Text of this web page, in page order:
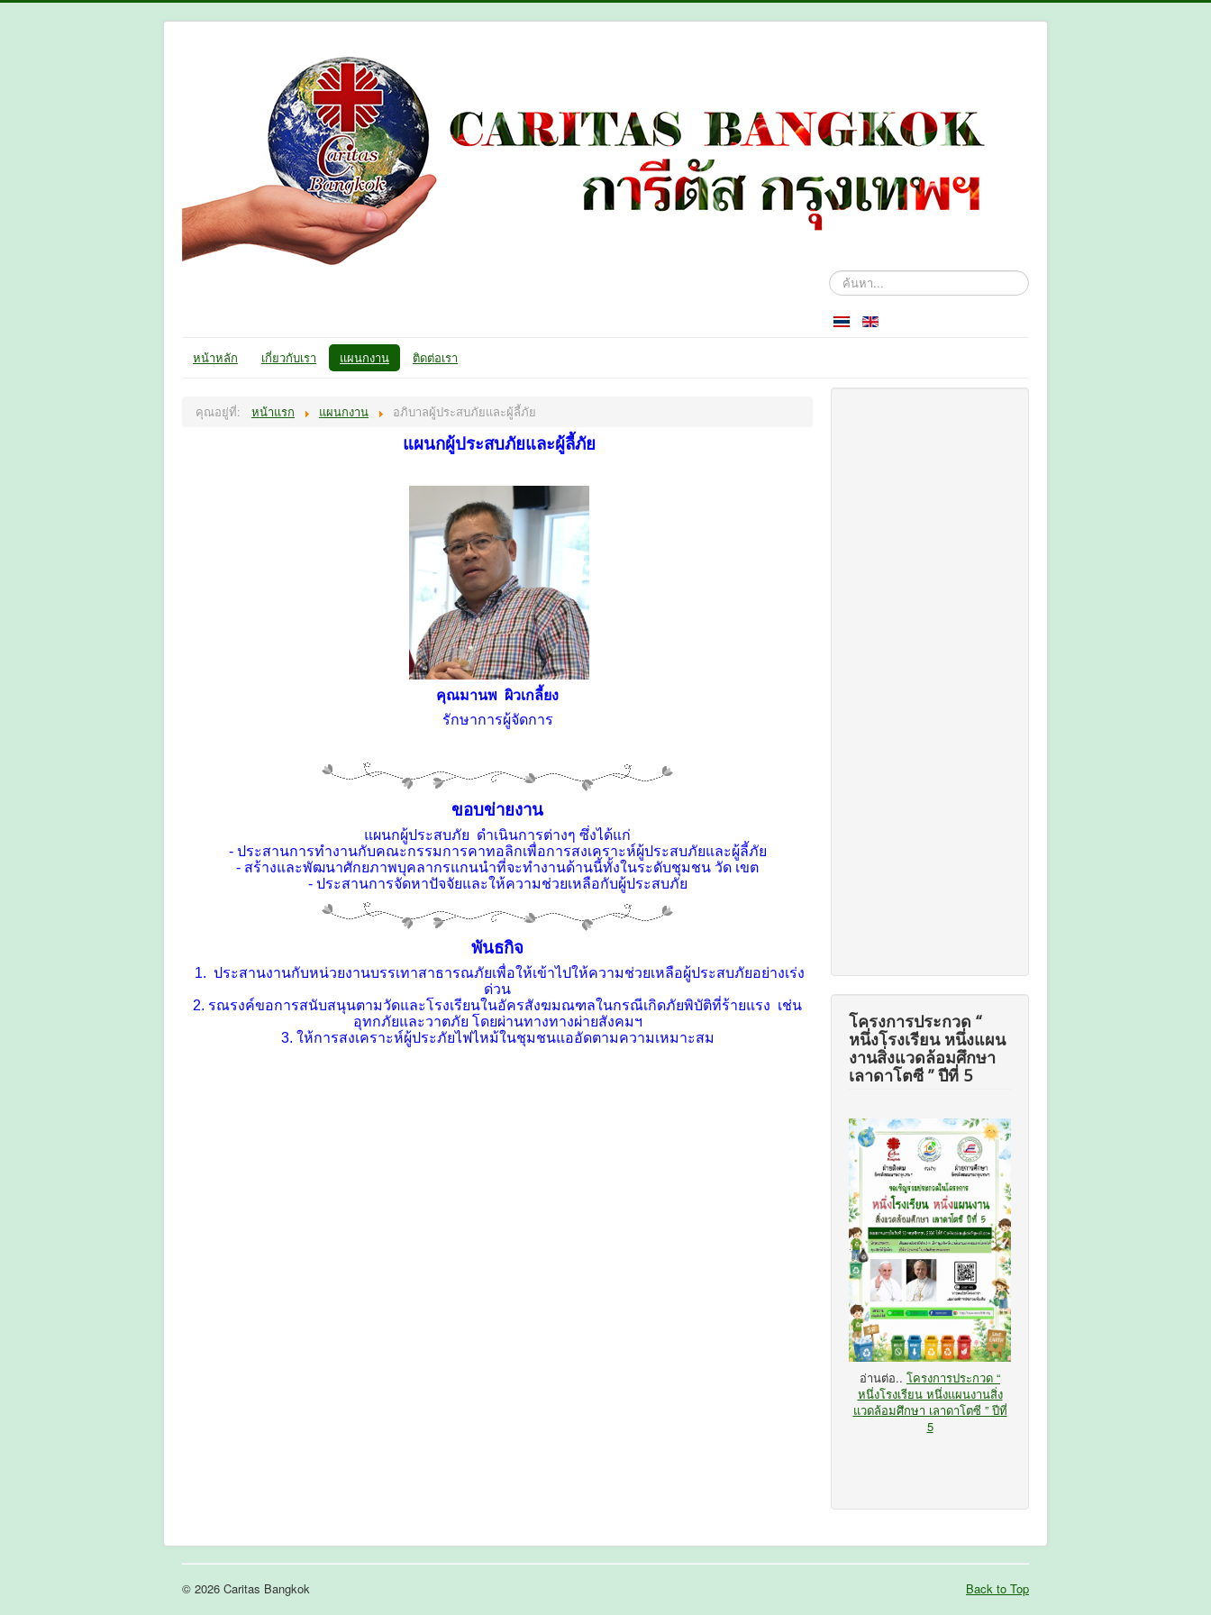
ค้นหา...
หน้าหลัก เกี่ยวกับเรา แผนกงาน ติดต่อเรา
คุณอยู่ที่: หน้าแรก แผนกงาน อภิบาลผู้ประสบภัยและผู้ลี้ภัย
แผนกผู้ประสบภัยและผู้ลี้ภัย
คุณมานพ ผิวเกลี้ยง
รักษาการผู้จัดการ
ขอบข่ายงาน
แผนกผู้ประสบภัย ดำเนินการต่างๆ ซึ่งได้แก่
- ประสานการทำงานกับคณะกรรมการคาทอลิกเพื่อการสงเคราะห์ผู้ประสบภัยและผู้ลี้ภัย
- สร้างและพัฒนาศักยภาพบุคลากรแกนนำที่จะทำงานด้านนี้ทั้งในระดับชุมชน วัด เขต
- ประสานการจัดหาปัจจัยและให้ความช่วยเหลือกับผู้ประสบภัย
พันธกิจ
1. ประสานงานกับหน่วยงานบรรเทาสาธารณภัยเพื่อให้เข้าไปให้ความช่วยเหลือผู้ประสบภัยอย่างเร่ง
ด่วน
2. รณรงค์ขอการสนับสนุนตามวัดและโรงเรียนในอัครสังฆมณฑลในกรณีเกิดภัยพิบัติที่ร้ายแรง เช่น
อุทกภัยและวาตภัย โดยผ่านทางทางผ่ายสังคมฯ
3. ให้การสงเคราะห์ผู้ประภัยไฟไหม้ในชุมชนแออัดตามความเหมาะสม
โครงการประกวด “
หนึ่งโรงเรียน หนึ่งแผน
งานสิ่งแวดล้อมศึกษา
เลาดาโตซี ” ปีที่ 5
อ่านต่อ.. โครงการประกวด “
หนึ่งโรงเรียน หนึ่งแผนงานสิ่ง
แวดล้อมศึกษา เลาดาโตซี ” ปีที่
5
Back to Top
© 2026 Caritas Bangkok